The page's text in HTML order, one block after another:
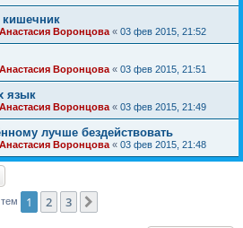
кишечник
Анастасия Воронцова « 03 фев 2015, 21:52
Анастасия Воронцова « 03 фев 2015, 21:51
язык
Анастасия Воронцова « 03 фев 2015, 21:49
лучше бездействовать
Анастасия Воронцова « 03 фев 2015, 21:48
1 2 3